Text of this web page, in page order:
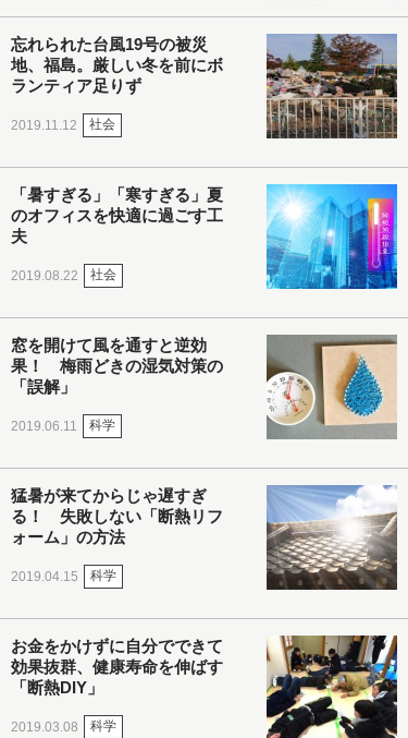
忘れられた台風19号の被災
地、福島。厳しい冬を前にボ
ランティア足りず
2019.11.12 社会
「暑すぎる」「寒すぎる」夏
のオフィスを快適に過ごす工
夫
2019.08.22 社会
窓を開けて風を通すと逆効
果！ 梅雨どきの湿気対策の
「誤解」
2019.06.11 科学
猛暑が来てからじゃ遅すぎ
る！ 失敗しない「断熱リフ
ォーム」の方法
2019.04.15 科学
お金をかけずに自分でできて
効果抜群、健康寿命を伸ばす
「断熱DIY」
2019.03.08 科学